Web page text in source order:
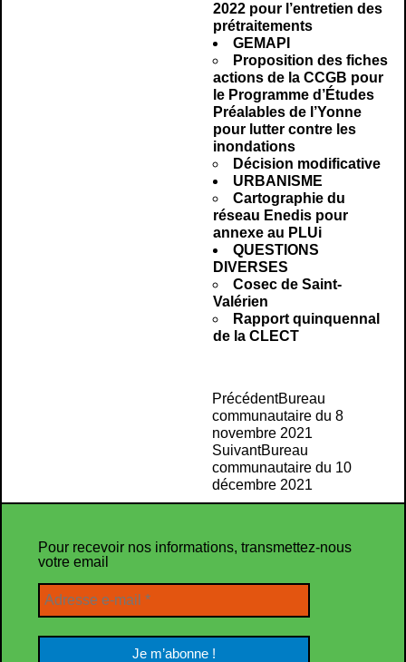
2022 pour l’entretien des
prétraitements
GEMAPI
Proposition des fiches
actions de la CCGB pour
le Programme d’Études
Préalables de l’Yonne
pour lutter contre les
inondations
Décision modificative
URBANISME
Cartographie du
réseau Enedis pour
annexe au PLUi
QUESTIONS
DIVERSES
Cosec de Saint-
Valérien
Rapport quinquennal
de la CLECT
PrécédentBureau
communautaire du 8
novembre 2021
SuivantBureau
communautaire du 10
décembre 2021
Pour recevoir nos informations, transmettez-nous
votre email